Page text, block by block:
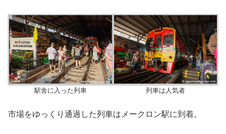
駅舎に入った列車 列車は人気者
市場をゆっくり通過した列車はメークロン駅に到着。